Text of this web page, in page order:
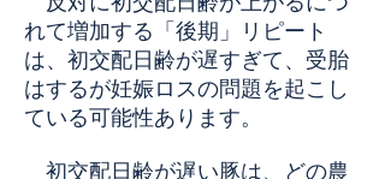
れて増加する「後期」リピート
は、初交配日齢が遅すぎて、受胎
はするが妊娠ロスの問題を起こし
ている可能性あります。
初交配日齢が遅い豚は、どの農